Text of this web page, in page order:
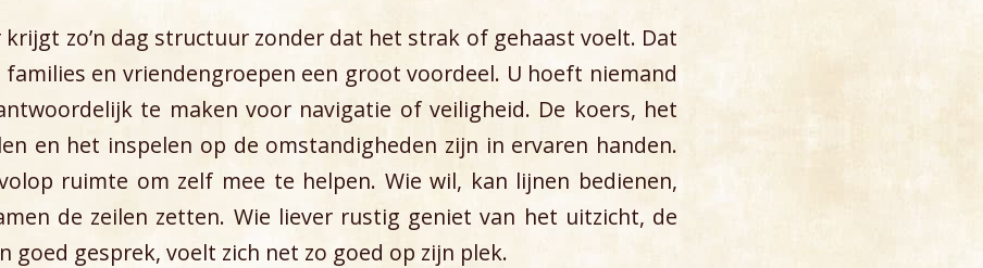
krijgt zo’n dag structuur zonder dat het strak of gehaast voelt. Dat
en vriendengroepen een groot voordeel. U hoeft niemand
te maken voor navigatie of veiligheid. De koers, het
en het inspelen op de omstandigheden zijn in ervaren handen.
ruimte om zelf mee te helpen. Wie wil, kan lijnen bedienen,
de zeilen zetten. Wie liever rustig geniet van het uitzicht, de
goed gesprek, voelt zich net zo goed op zijn plek.